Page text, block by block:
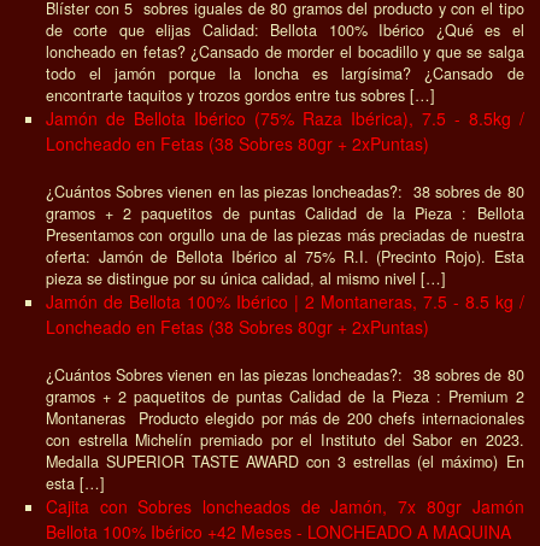
Blíster con 5 sobres iguales de 80 gramos del producto y con el tipo
de corte que elijas Calidad: Bellota 100% Ibérico ¿Qué es el
loncheado en fetas? ¿Cansado de morder el bocadillo y que se salga
todo el jamón porque la loncha es largísima? ¿Cansado de
encontrarte taquitos y trozos gordos entre tus sobres […]
Jamón de Bellota Ibérico (75% Raza Ibérica), 7.5 - 8.5kg /
Loncheado en Fetas (38 Sobres 80gr + 2xPuntas)
¿Cuántos Sobres vienen en las piezas loncheadas?: 38 sobres de 80
gramos + 2 paquetitos de puntas Calidad de la Pieza : Bellota
Presentamos con orgullo una de las piezas más preciadas de nuestra
oferta: Jamón de Bellota Ibérico al 75% R.I. (Precinto Rojo). Esta
pieza se distingue por su única calidad, al mismo nivel […]
Jamón de Bellota 100% Ibérico | 2 Montaneras, 7.5 - 8.5 kg /
Loncheado en Fetas (38 Sobres 80gr + 2xPuntas)
¿Cuántos Sobres vienen en las piezas loncheadas?: 38 sobres de 80
gramos + 2 paquetitos de puntas Calidad de la Pieza : Premium 2
Montaneras Producto elegido por más de 200 chefs internacionales
con estrella Michelín premiado por el Instituto del Sabor en 2023.
Medalla SUPERIOR TASTE AWARD con 3 estrellas (el máximo) En
esta […]
Cajita con Sobres loncheados de Jamón, 7x 80gr Jamón
Bellota 100% Ibérico +42 Meses - LONCHEADO A MAQUINA